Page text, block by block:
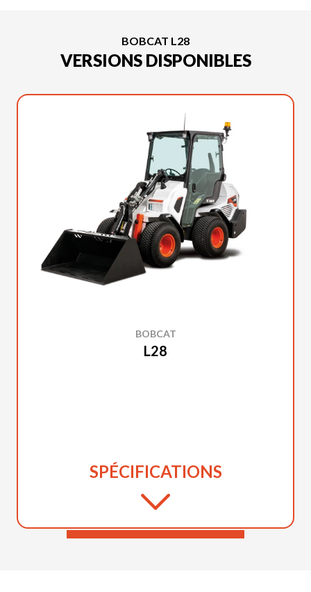
BOBCAT L28
VERSIONS DISPONIBLES
BOBCAT
L28
SPÉCIFICATIONS